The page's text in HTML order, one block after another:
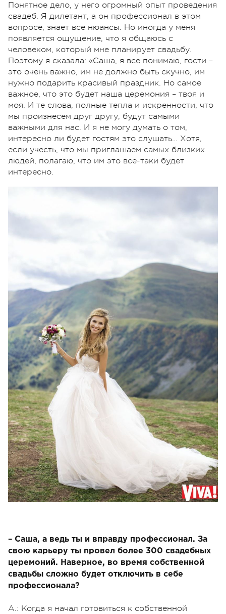
Понятное дело, у него огромный опыт проведения
свадеб. Я дилетант, а он профессионал в этом
вопросе, знает все нюансы. Но иногда у меня
появляется ощущение, что я общаюсь с
человеком, который мне планирует свадьбу.
Поэтому я сказала: «Саша, я все понимаю, гости –
это очень важно, им не должно быть скучно, им
нужно подарить красивый праздник. Но самое
важное, что это будет наша церемония – твоя и
моя. И те слова, полные тепла и искренности, что
мы произнесем друг другу, будут самыми
важными для нас. И я не могу думать о том,
интересно ли будет гостям это слушать… Хотя,
если учесть, что мы приглашаем самых близких
людей, полагаю, что им это все-таки будет
интересно.
– Саша, а ведь ты и вправду профессионал. За
свою карьеру ты провел более 300 свадебных
церемоний. Наверное, во время собственной
свадьбы сложно будет отключить в себе
профессионала?
А.: Когда я начал готовиться к собственной